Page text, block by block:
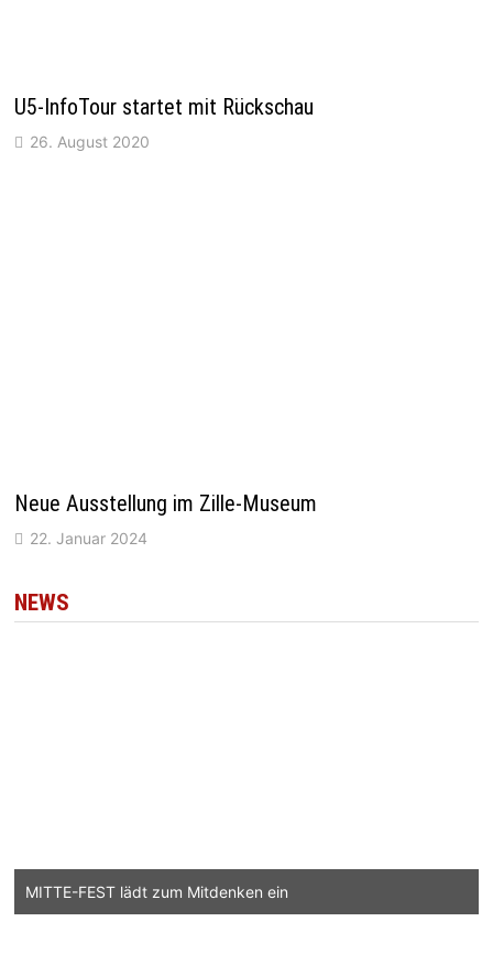
U5-InfoTour startet mit Rückschau
26. August 2020
Neue Ausstellung im Zille-Museum
22. Januar 2024
NEWS
MITTE-FEST lädt zum Mitdenken ein